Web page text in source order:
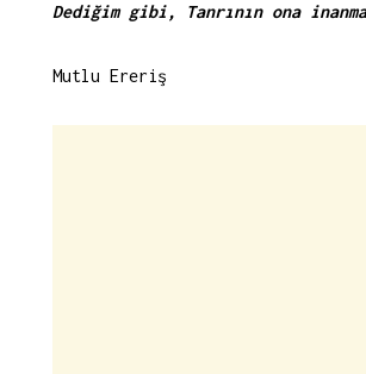
Dediğim gibi, Tanrının ona
Mutlu Ereriş